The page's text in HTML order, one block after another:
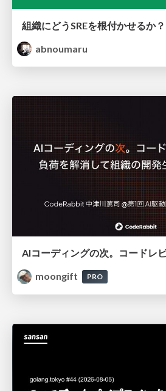
組織にどうSREを根付かせるか
abnoumaru
moongift
PRO